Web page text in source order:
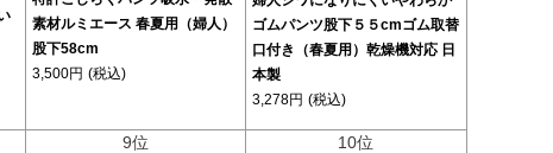
素材ルミエース 春夏用（婦人）
股下58cm
3,500円 (税込)
ゴムパンツ股下５５cmゴム取替
口付き（春夏用）乾燥機対応 日
本製
3,278円 (税込)
9位 10位